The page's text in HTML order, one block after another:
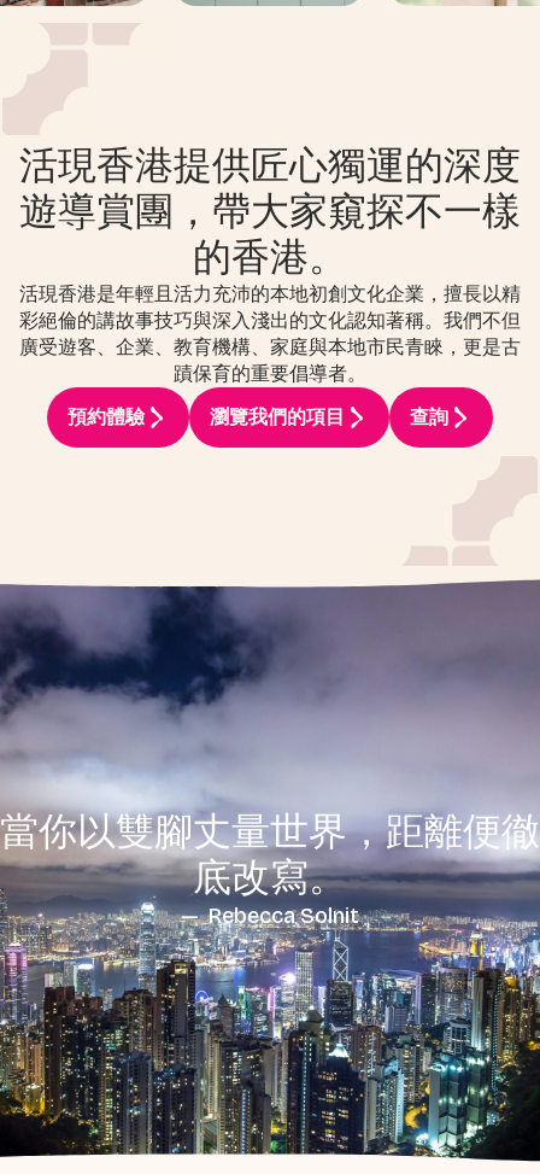
活現香港提供匠心獨運的深度
遊導賞團，帶大家窺探不一樣
的香港。
活現香港是年輕且活力充沛的本地初創文化企業，擅長以精
彩絕倫的講故事技巧與深入淺出的文化認知著稱。我們不但
廣受遊客、企業、教育機構、家庭與本地市民青睞，更是古
蹟保育的重要倡導者。
預約體驗
瀏覽我們的項目 查詢
當你以雙腳丈量世界，距離便徹
底改寫。
— Rebecca Solnit